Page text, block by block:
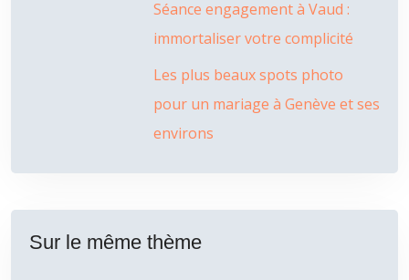
Séance engagement à Vaud :
immortaliser votre complicité
Les plus beaux spots photo
pour un mariage à Genève et ses
environs
Sur le même thème